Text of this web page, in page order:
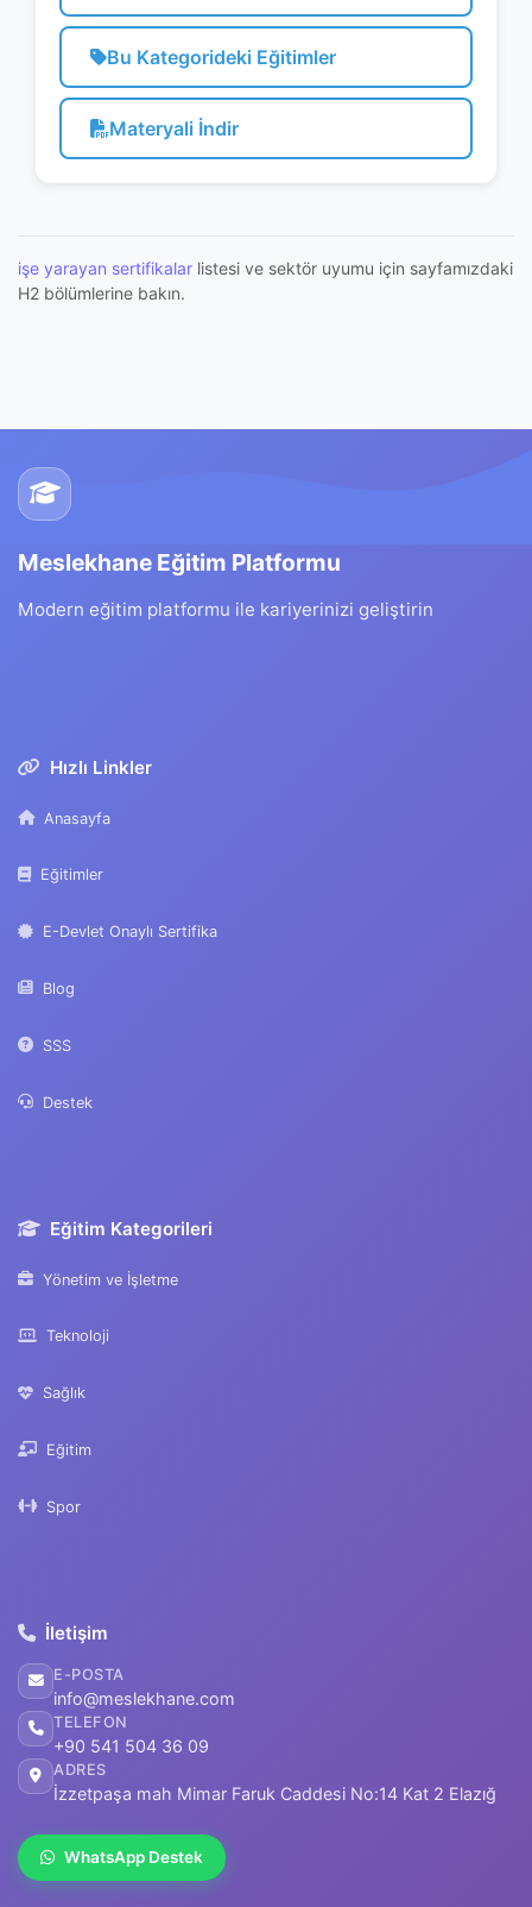
Bu Kategorideki Eğitimler
Materyali İndir
işe yarayan sertifikalar listesi ve sektör uyumu için sayfamızdaki
H2 bölümlerine bakın.
Meslekhane Eğitim Platformu
Modern eğitim platformu ile kariyerinizi geliştirin
Hızlı Linkler
Anasayfa
Eğitimler
E-Devlet Onaylı Sertifika
Blog
SSS
Destek
Eğitim Kategorileri
Yönetim ve İşletme
Teknoloji
Sağlık
Eğitim
Spor
İletişim
E-POSTA
info@meslekhane.com
TELEFON
+90 541 504 36 09
ADRES
İzzetpaşa mah Mimar Faruk Caddesi No:14 Kat 2 Elazığ
WhatsApp Destek